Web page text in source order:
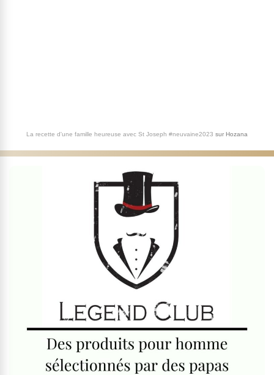
La recette d'une famille heureuse avec St Joseph #neuvaine2023 sur Hozana